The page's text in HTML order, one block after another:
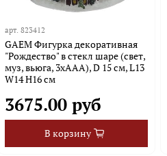
арт. 823412
GAEM Фигурка декоративная
"Рождество" в стекл шаре (свет,
муз, вьюга, 3хAAA), D 15 см, L13
W14 H16 см
3675.00 руб
В корзину